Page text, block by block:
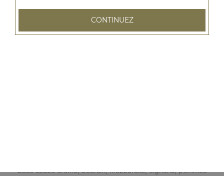
fruits de mer l
Base sauce tomates, mozzarella, persil, ail, cocktail de
fruits de mer, marinés à l'huile d'olive
Base sauce crème, boursin, mozzarella, oignons, pommes
CONTINUEZ